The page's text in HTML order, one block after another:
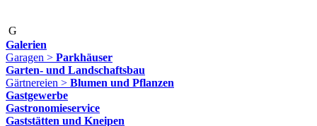
G
Galerien
Garagen > Parkhäuser
Garten- und Landschaftsbau
Gärtnereien > Blumen und Pflanzen
Gastgewerbe
Gastronomieservice
Gaststätten und Kneipen